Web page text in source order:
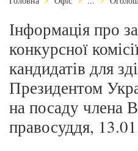
Інформація про
конкурсної
кандидатів для
Президентом
на посаду члена
правосуддя,